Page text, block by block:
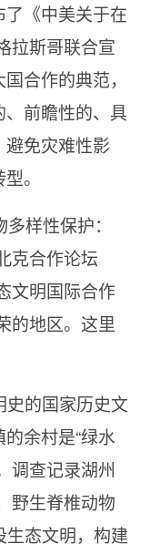
《中美关于在
拉斯哥联合宣
合作的典范，
前瞻性的、具
免灾难性影
。
样性保护：
克合作论坛
文明国际合作
的地区。这里
的国家历史文
余村是“绿水
调查记录湖州
野生脊椎动物
态文明，构建